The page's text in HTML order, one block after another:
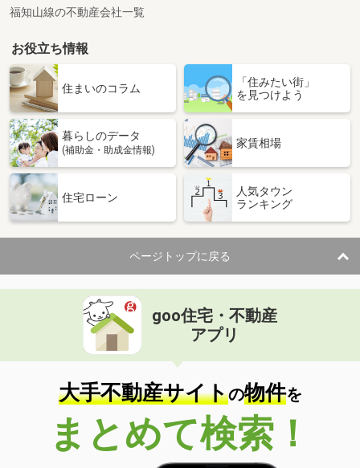
福知山線の不動産会社一覧
お役立ち情報
住まいのコラム
「住みたい街」
を見つけよう
暮らしのデータ
(補助金・助成金情報)
家賃相場
住宅ローン
人気タウン
ランキング
ページトップに戻る
goo住宅・不動産
アプリ
大手不動産サイトの物件を
まとめて検索！